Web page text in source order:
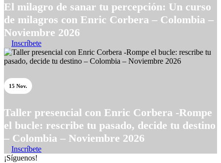
El milagro de sanar tu percepción: Un curso
de milagros con Enric Corbera – Colombia –
Noviembre 2026
Inscríbete
15 Nov.
Taller presencial con Enric Corbera -Rompe
el bucle: rescribe tu pasado, decide tu destino
– Colombia – Noviembre 2026
Inscríbete
¡Síguenos!